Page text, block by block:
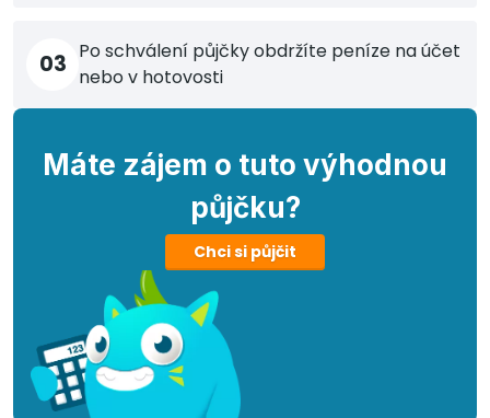
03 Po schválení půjčky obdržíte peníze na účet
nebo v hotovosti
Máte zájem o tuto výhodnou
půjčku?
Chci si půjčit